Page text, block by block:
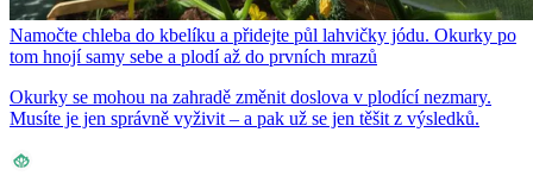
Namočte chleba do kbelíku a přidejte půl lahvičky jódu. Okurky po
tom hnojí samy sebe a plodí až do prvních mrazů
Okurky se mohou na zahradě změnit doslova v plodící nezmary.
Musíte je jen správně vyživit – a pak už se jen těšit z výsledků.